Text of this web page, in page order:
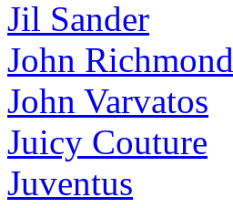
Jil Sander
John Richmond
John Varvatos
Juicy Couture
Juventus